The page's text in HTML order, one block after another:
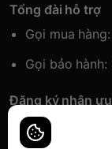
Tổng đài hỗ trợ
Gọi mua
Gọi bảo
Đăng ký nhận
Đăng kí để